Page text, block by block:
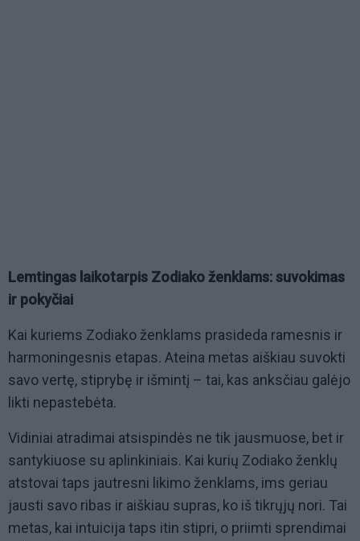
Lemtingas laikotarpis Zodiako ženklams: suvokimas
ir pokyčiai
Kai kuriems Zodiako ženklams prasideda ramesnis ir
harmoningesnis etapas. Ateina metas aiškiau suvokti
savo vertę, stiprybę ir išmintį – tai, kas anksčiau galėjo
likti nepastebėta.
Vidiniai atradimai atsispindės ne tik jausmuose, bet ir
santykiuose su aplinkiniais. Kai kurių Zodiako ženklų
atstovai taps jautresni likimo ženklams, ims geriau
jausti savo ribas ir aiškiau supras, ko iš tikrųjų nori. Tai
metas, kai intuicija taps itin stipri, o priimti sprendimai